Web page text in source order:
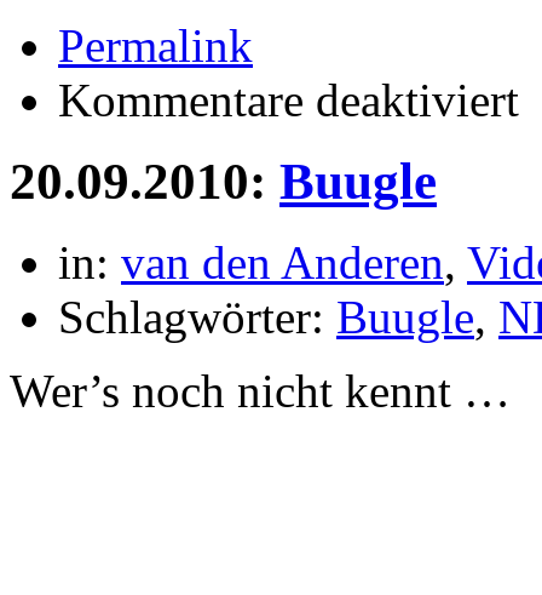
Permalink
Kommentare deaktiviert
20.09.2010: Buugle
in: van den Anderen,
Schlagwörter: Buugle,
Wer’s noch nicht kennt …